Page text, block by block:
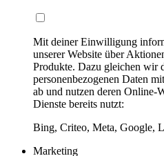
Mit deiner Einwilligung
unserer Website über
Produkte. Dazu gleichen wir
personenbezogenen Daten
ab und nutzen deren Online-
Dienste bereits nutzt:
Bing, Criteo, Meta, Google,
Marketing